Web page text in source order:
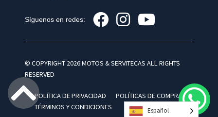
Síguenos en redes:
© COPYRIGHT 2026 MOTOS & SERVITECAS ALL RIGHTS
RESERVED
POLÍTICA DE PRIVACIDAD
POLÍTICAS DE COMPRA
TÉRMINOS Y CONDICIONES
Español